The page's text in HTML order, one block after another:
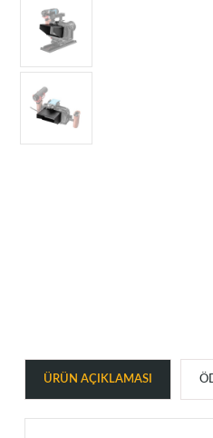
ÜRÜN AÇIKLAMASI